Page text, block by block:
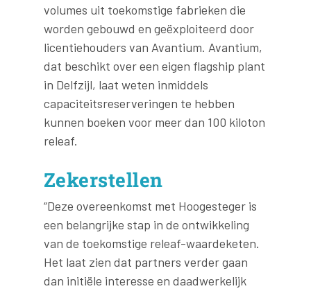
volumes uit toekomstige fabrieken die
worden gebouwd en geëxploiteerd door
licentiehouders van Avantium. Avantium,
dat beschikt over een eigen flagship plant
in Delfzijl, laat weten inmiddels
capaciteitsreserveringen te hebben
kunnen boeken voor meer dan 100 kiloton
releaf.
Zekerstellen
“Deze overeenkomst met Hoogesteger is
een belangrijke stap in de ontwikkeling
van de toekomstige releaf-waardeketen.
Het laat zien dat partners verder gaan
dan initiële interesse en daadwerkelijk